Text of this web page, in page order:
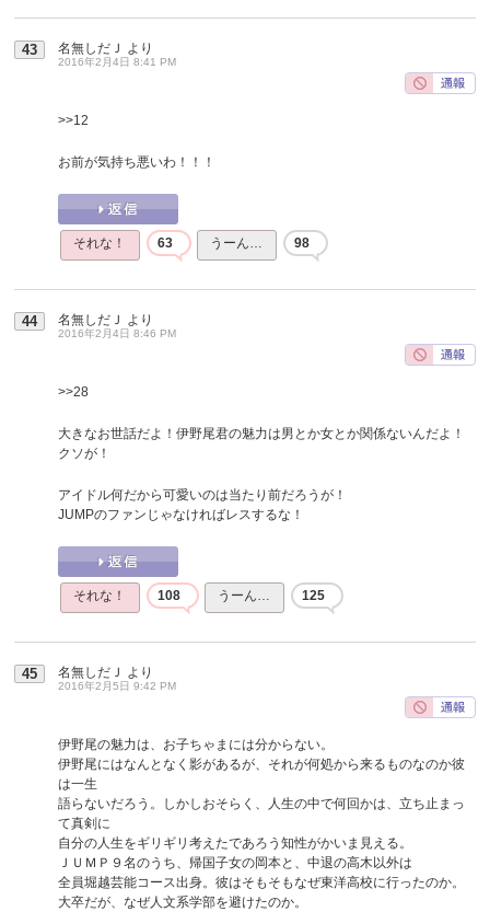
43 名無しだＪ より
2016年2月4日 8:41 PM
>>12
お前が気持ち悪いわ！！！
それな！ 63 うーん… 98
44 名無しだＪ より
2016年2月4日 8:46 PM
>>28
大きなお世話だよ！伊野尾君の魅力は男とか女とか関係ないんだよ！
クソが！
アイドル何だから可愛いのは当たり前だろうが！
JUMPのファンじゃなければレスするな！
それな！ 108 うーん… 125
45 名無しだＪ より
2016年2月5日 9:42 PM
伊野尾の魅力は、お子ちゃまには分からない。
伊野尾にはなんとなく影があるが、それが何処から来るものなのか彼
は一生
語らないだろう。しかしおそらく、人生の中で何回かは、立ち止まっ
て真剣に
自分の人生をギリギリ考えたであろう知性がかいま見える。
ＪＵＭＰ９名のうち、帰国子女の岡本と、中退の高木以外は
全員堀越芸能コース出身。彼はそもそもなぜ東洋高校に行ったのか。
大卒だが、なぜ人文系学部を避けたのか。